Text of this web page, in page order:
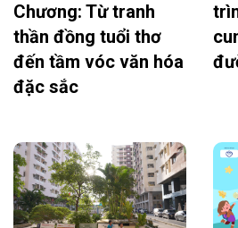
Chương: Từ tranh
thần đồng tuổi thơ
đến tầm vóc văn hóa
đặc sắc